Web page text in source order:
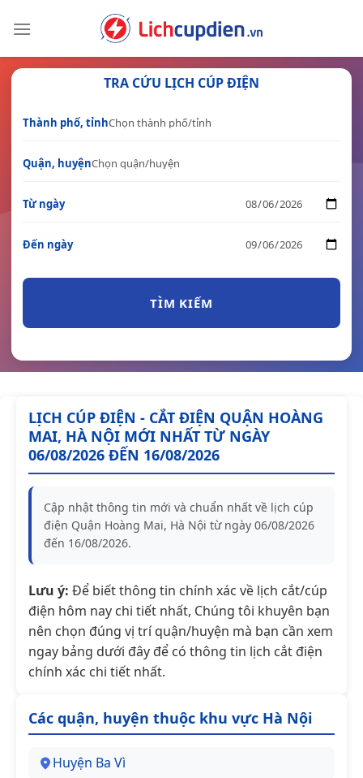
TRA CỨU LỊCH CÚP ĐIỆN
Thành phố, tỉnh
Quận, huyện
Từ ngày
Đến ngày
TÌM KIẾM
LỊCH CÚP ĐIỆN - CẮT ĐIỆN QUẬN HOÀNG
MAI, HÀ NỘI MỚI NHẤT TỪ NGÀY
06/08/2026 ĐẾN 16/08/2026
Cập nhật thông tin mới và chuẩn nhất về lịch cúp
điện Quận Hoàng Mai, Hà Nội từ ngày 06/08/2026
đến 16/08/2026.
Lưu ý: Để biết thông tin chính xác về lịch cắt/cúp
điện hôm nay chi tiết nhất, Chúng tôi khuyên bạn
nên chọn đúng vị trí quận/huyện mà bạn cần xem
ngay bảng dưới đây để có thông tin lịch cắt điện
chính xác chi tiết nhất.
Các quận, huyện thuộc khu vực Hà Nội
Huyện Ba Vì